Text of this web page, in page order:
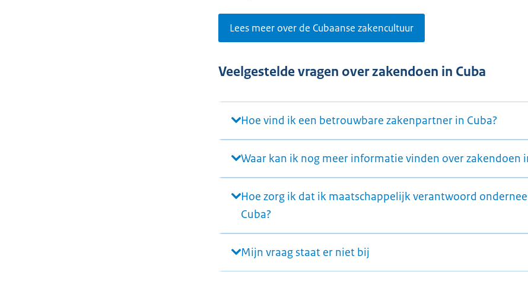
Lees meer over de Cubaanse zakencultuur
Veelgestelde vragen over zakendoen in Cuba
Hoe vind ik een betrouwbare zakenpartner in Cuba?
Waar kan ik nog meer informatie vinden over zakendoen
Hoe zorg ik dat ik maatschappelijk verantwoord
Cuba?
Mijn vraag staat er niet bij